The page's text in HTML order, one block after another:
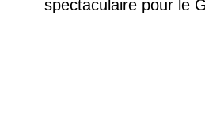
spectaculaire pour le